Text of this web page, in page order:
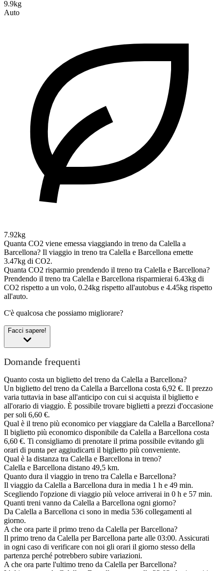
9.9kg
Auto
7.92kg
Quanta CO2 viene emessa viaggiando in treno da Calella a
Barcellona? Il viaggio in treno tra Calella e Barcellona emette
3.47kg di CO2.
Quanta CO2 risparmio prendendo il treno tra Calella e Barcellona?
Prendendo il treno tra Calella e Barcellona risparmierai 6.43kg di
CO2 rispetto a un volo, 0.24kg rispetto all'autobus e 4.45kg rispetto
all'auto.
C'è qualcosa che possiamo migliorare?
Facci sapere!
Domande frequenti
Quanto costa un biglietto del treno da Calella a Barcellona?
Un biglietto del treno da Calella a Barcellona costa 6,92 €. Il prezzo
varia tuttavia in base all'anticipo con cui si acquista il biglietto e
all'orario di viaggio. È possibile trovare biglietti a prezzi d'occasione
per soli 6,60 €.
Qual è il treno più economico per viaggiare da Calella a Barcellona?
Il biglietto più economico disponibile da Calella a Barcellona costa
6,60 €. Ti consigliamo di prenotare il prima possibile evitando gli
orari di punta per aggiudicarti il biglietto più conveniente.
Qual è la distanza tra Calella e Barcellona in treno?
Calella e Barcellona distano 49,5 km.
Quanto dura il viaggio in treno tra Calella e Barcellona?
Il viaggio da Calella a Barcellona dura in media 1 h e 49 min.
Scegliendo l'opzione di viaggio più veloce arriverai in 0 h e 57 min.
Quanti treni vanno da Calella a Barcellona ogni giorno?
Da Calella a Barcellona ci sono in media 536 collegamenti al
giorno.
A che ora parte il primo treno da Calella per Barcellona?
Il primo treno da Calella per Barcellona parte alle 03:00. Assicurati
in ogni caso di verificare con noi gli orari il giorno stesso della
partenza perché potrebbero subire variazioni.
A che ora parte l'ultimo treno da Calella per Barcellona?